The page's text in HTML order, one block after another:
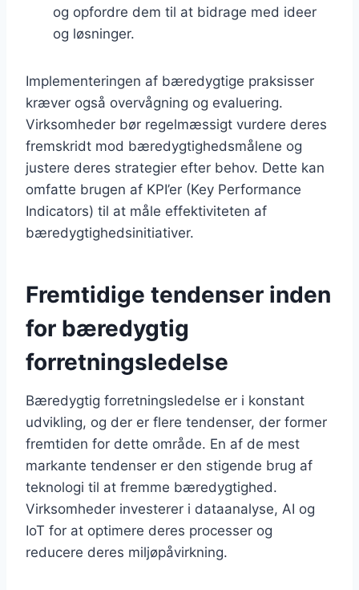
og opfordre dem til at bidrage med ideer
og løsninger.
Implementeringen af bæredygtige praksisser
kræver også overvågning og evaluering.
Virksomheder bør regelmæssigt vurdere deres
fremskridt mod bæredygtighedsmålene og
justere deres strategier efter behov. Dette kan
omfatte brugen af KPI’er (Key Performance
Indicators) til at måle effektiviteten af
bæredygtighedsinitiativer.
Fremtidige tendenser inden
for bæredygtig
forretningsledelse
Bæredygtig forretningsledelse er i konstant
udvikling, og der er flere tendenser, der former
fremtiden for dette område. En af de mest
markante tendenser er den stigende brug af
teknologi til at fremme bæredygtighed.
Virksomheder investerer i dataanalyse, AI og
IoT for at optimere deres processer og
reducere deres miljøpåvirkning.